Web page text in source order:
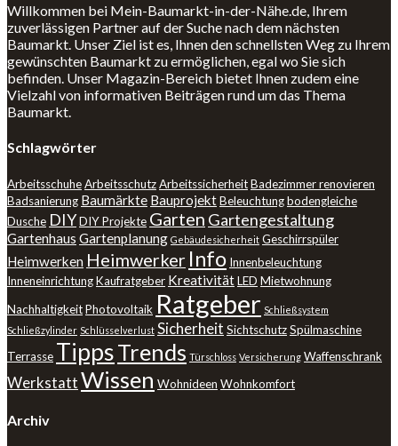
Willkommen bei Mein-Baumarkt-in-der-Nähe.de, Ihrem
zuverlässigen Partner auf der Suche nach dem nächsten
Baumarkt. Unser Ziel ist es, Ihnen den schnellsten Weg zu Ihrem
gewünschten Baumarkt zu ermöglichen, egal wo Sie sich
befinden. Unser Magazin-Bereich bietet Ihnen zudem eine
Vielzahl von informativen Beiträgen rund um das Thema
Baumarkt.
Schlagwörter
ArbeitsschuheArbeitsschutzArbeitssicherheitBadezimmer renovieren
Badsanierung Baumärkte BauprojektBeleuchtungbodengleiche
Dusche DIYDIY Projekte Garten Gartengestaltung
Gartenhaus Gartenplanung Gebäudesicherheit Geschirrspüler
Heimwerken Heimwerker Info Innenbeleuchtung
InneneinrichtungKaufratgeber KreativitätLED Mietwohnung
NachhaltigkeitPhotovoltaik Ratgeber Schließsystem
Schließzylinder Schlüsselverlust Sicherheit SichtschutzSpülmaschine
Terrasse TippsTrends Türschloss Versicherung Waffenschrank
WerkstattWissen Wohnideen Wohnkomfort
Archiv